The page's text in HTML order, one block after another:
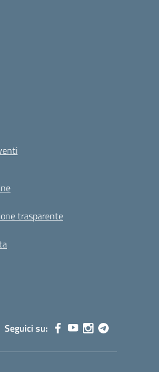
trasparente
Seguici su: